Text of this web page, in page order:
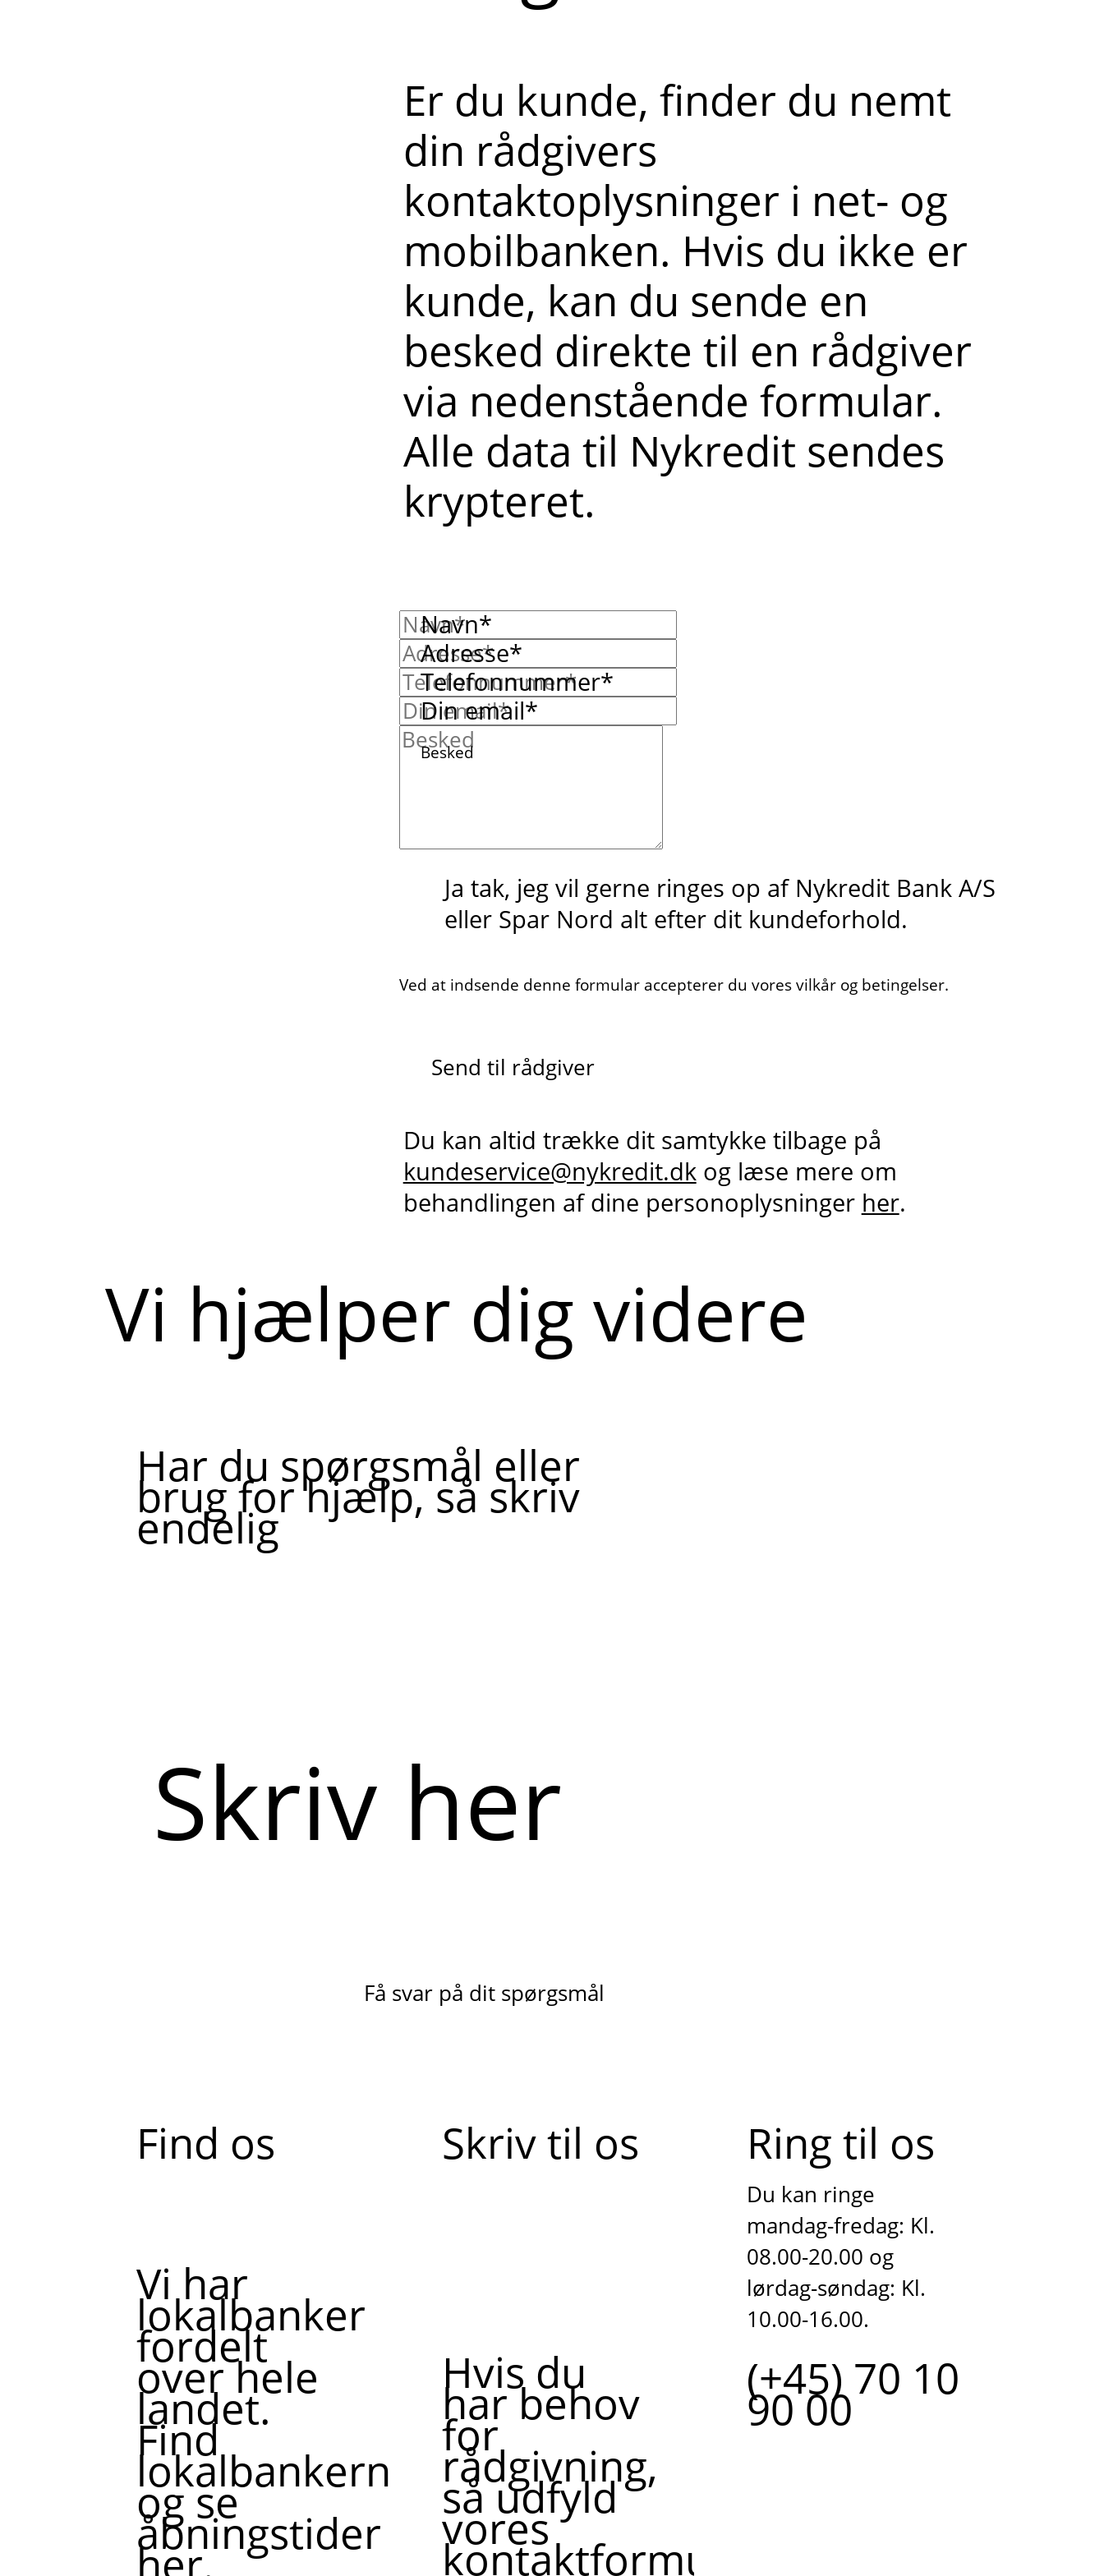
Er du kunde, finder du nemt
din rådgivers
kontaktoplysninger i net- og
mobilbanken. Hvis du ikke er
kunde, kan du sende en
besked direkte til en rådgiver
via nedenstående formular.
Alle data til Nykredit sendes
krypteret.
Navn*
Adresse*
Telefonnummer*
Din email*
Besked
Ja tak, jeg vil gerne ringes op af Nykredit Bank A/S
eller Spar Nord alt efter dit kundeforhold.
Ved at indsende denne formular accepterer du vores vilkår og betingelser.
Send til rådgiver
Du kan altid trække dit samtykke tilbage på
kundeservice@nykredit.dkog læse mere om
behandlingen af dine personoplysninger her.
Vi hjælper dig videre
Har du spørgsmål eller
brug for hjælp, så skriv
endelig
Få svar på dit spørgsmål
Find os
Vi har
lokalbanker
fordelt
over hele
landet.
Find
lokalbankerne,
og se
åbningstider
her.
Skriv til os
Hvis du
har behov
for
rådgivning,
så udfyld
vores
kontaktformular.
Ring til os
Du kan ringe
mandag-fredag: Kl.
08.00-20.00 og
lørdag-søndag: Kl.
10.00-16.00.
(+45) 70 10
90 00